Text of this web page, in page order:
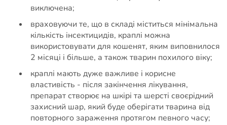
виключена;
враховуючи те, що в складі міститься мінімальна
кількість інсектицидів, краплі можна
використовувати для кошенят, яким виповнилося
2 місяці і більше, а також тварин похилого віку;
краплі мають дуже важливе і корисне
властивість - після закінчення лікування,
препарат створює на шкірі та шерсті своєрідний
захисний шар, який буде оберігати тварина від
повторного зараження протягом певного часу;